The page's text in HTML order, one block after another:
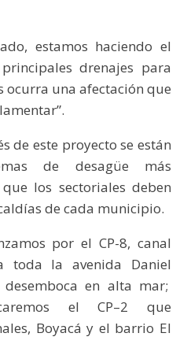
estamos haciendo el
drenajes para
ocurra una afectación que
de este proyecto se están
de desagüe más
los sectoriales deben
de cada municipio.
por el CP-8, canal
toda la avenida Daniel
en alta mar;
el CP–2 que
Boyacá y el barrio El